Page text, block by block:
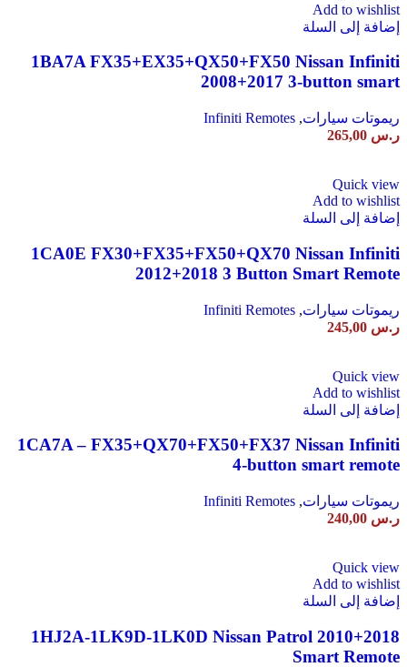
Add to wishlist
إضافة إلى السلة
1BA7A FX35+EX35+QX50+FX50 Nissan Infiniti
2008+2017 3-button smart
ريموتات سيارات,
Infiniti Remotes
ر.س
Quick view
Add to wishlist
إضافة إلى السلة
1CA0E FX30+FX35+FX50+QX70 Nissan Infiniti
2012+2018 3 Button Smart Remote
ريموتات سيارات,
Infiniti Remotes
ر.س
Quick view
Add to wishlist
إضافة إلى السلة
1CA7A – FX35+QX70+FX50+FX37 Nissan Infiniti
4-button smart remote
ريموتات سيارات,
Infiniti Remotes
ر.س
Quick view
Add to wishlist
إضافة إلى السلة
1HJ2A-1LK9D-1LK0D Nissan Patrol 2010+2018
Smart Remote